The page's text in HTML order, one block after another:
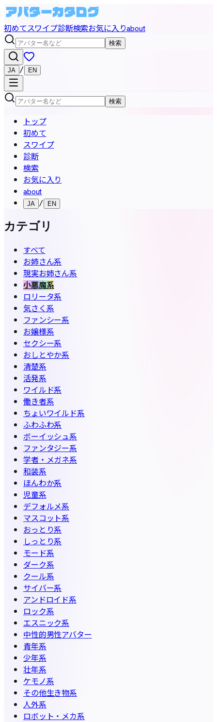
初めてスワイプ診断検索お気に入りabout
検索
JA / EN
検索
トップ
初めて
スワイプ
診断
検索
お気に入り
about
JA / EN
カテゴリ
すべて
お姉さん系
現実お姉さん系
小悪魔系
ロリータ系
気さく系
ファンシー系
お嬢様系
セクシー系
おしとやか系
清楚系
活発系
ワイルド系
働き者系
ちょいワイルド系
ふわふわ系
ボーイッシュ系
ファンタジー系
学者・メガネ系
和装系
ほんわか系
児童系
デフォルメ系
マスコット系
おっとり系
しっとり系
モード系
ダーク系
クール系
サイバー系
アンドロイド系
ロック系
エスニック系
中性的男性アバター
青年系
少年系
壮年系
ケモノ系
その他生き物系
人外系
ロボット・メカ系